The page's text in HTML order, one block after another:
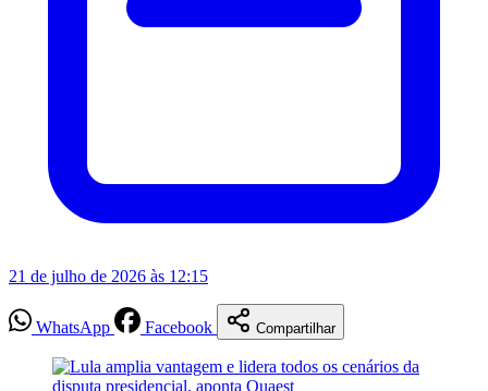
21 de julho de 2026 às 12:15
WhatsApp Facebook Compartilhar